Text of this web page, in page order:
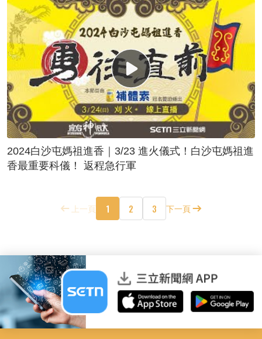
2024白沙屯媽祖進香｜3/23 進火儀式！白沙屯媽祖進
香最重要科儀！ 返程急行軍
上一頁 1 2 3 下一頁